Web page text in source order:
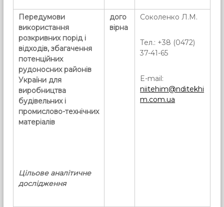
Передумови
використання
розкривних порід і
відходів, збагачення
потенційних
рудоносних районів
України для
виробництва
будівельних і
промислово-технічних
матеріалів
Цільове аналітичне
дослідження
дого
вірна
Соколенко Л.М.
Тел.: +38 (0472)
37-41-65
E-mail:
niitehim@nditekhi
m.com.ua